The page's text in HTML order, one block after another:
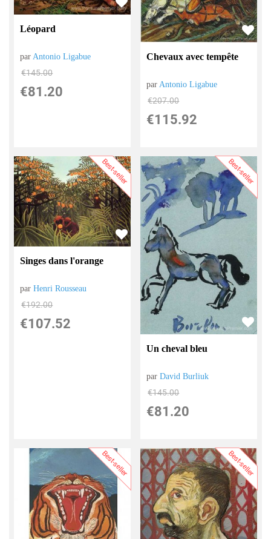
Léopard
par Antonio Ligabue
€145.00
€81.20
Chevaux avec tempête
par Antonio Ligabue
€207.00
€115.92
Best-seller
Singes dans l'orange
parHenri Rousseau
€192.00
€107.52
Best-seller
Un cheval bleu
parDavid Burliuk
€145.00
€81.20
Best-seller Best-seller